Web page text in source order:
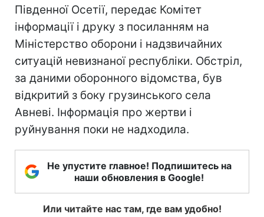
Південної Осетії, передає Комітет
інформації і друку з посиланням на
Міністерство оборони і надзвичайних
ситуацій невизнаної республіки. Обстріл,
за даними оборонного відомства, був
відкритий з боку грузинського села
Авневі. Інформація про жертви і
руйнування поки не надходила.
Не упустите главное! Подпишитесь на
наши обновления в Google!
Или читайте нас там, где вам удобно!